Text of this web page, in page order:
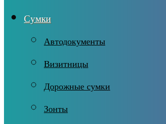
Сумки
Автодокументы
Визитницы
Дорожные сумки
Зонты